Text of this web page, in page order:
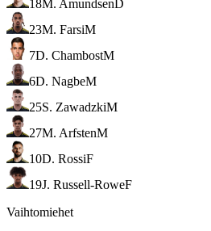
18M. Amundsen D
23M. FarsiM
7D. ChambostM
6D. NagbeM
25S. ZawadzkiM
27M. ArfstenM
10D. RossiF
19J. Russell-RoweF
Vaihtomiehet